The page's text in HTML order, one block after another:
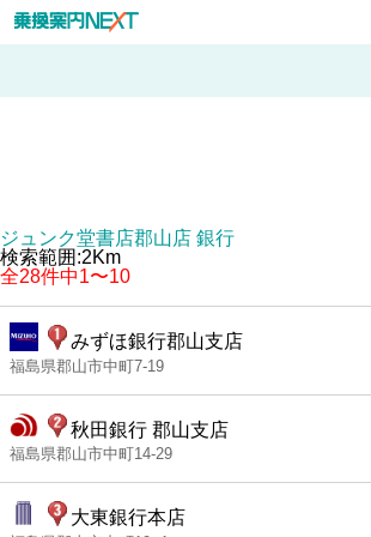
ジュンク堂書店郡山店 銀行
検索範囲:2Km
全28件中1〜10
みずほ銀行郡山支店
福島県郡山市中町7-19
秋田銀行 郡山支店
福島県郡山市中町14-29
大東銀行本店